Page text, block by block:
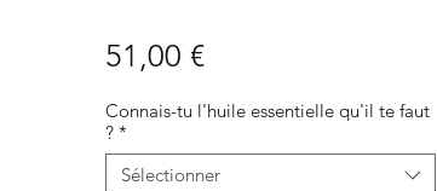
51,00 €Prix
Connais-tu l'huile essentielle qu'il te faut
? *
Sélectionner